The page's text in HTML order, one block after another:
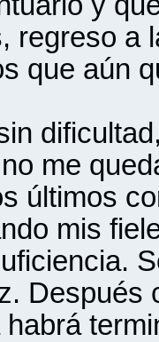
regreso a
que aún
me
últimos
mis
Después